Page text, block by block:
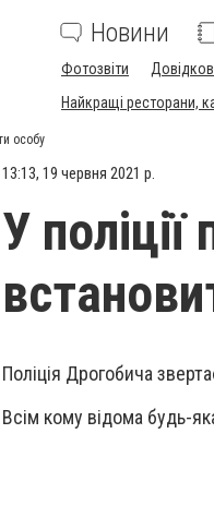
Новини
Фотозвіти
Найкращі ресторани,
особу
13:13, 19 червня 2021 р.
У
Поліція Дрогобича
Всім кому відома будь-